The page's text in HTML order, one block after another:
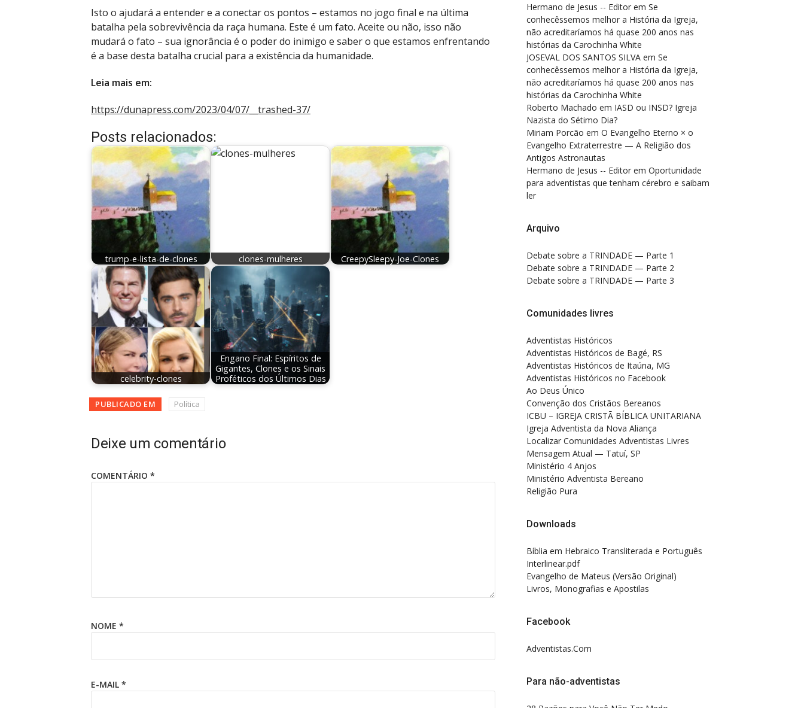
Isto o ajudará a entender e a conectar os pontos – estamos no jogo final e na última
batalha pela sobrevivência da raça humana. Este é um fato. Aceite ou não, isso não
mudará o fato – sua ignorância é o poder do inimigo e saber o que estamos enfrentando
é a base desta batalha crucial para a existência da humanidade.
Leia mais em:
https://dunapress.com/2023/04/07/__trashed-37/
Posts relacionados:
trump-e-lista-de-clones clones-mulheres CreepySleepy-Joe-Clones
celebrity-clones
Engano Final: Espíritos de
Gigantes, Clones e os Sinais
Proféticos dos Últimos Dias
PUBLICADO EM Política
Deixe um comentário
COMENTÁRIO *
NOME *
E-MAIL *
Hermano de Jesus -- Editor em Se
conhecêssemos melhor a História da Igreja,
não acreditaríamos há quase 200 anos nas
histórias da Carochinha White
JOSEVAL DOS SANTOS SILVA em Se
conhecêssemos melhor a História da Igreja,
não acreditaríamos há quase 200 anos nas
histórias da Carochinha White
Roberto Machado em IASD ou INSD? Igreja
Nazista do Sétimo Dia?
Miriam Porcão em O Evangelho Eterno × o
Evangelho Extraterrestre — A Religião dos
Antigos Astronautas
Hermano de Jesus -- Editor em Oportunidade
para adventistas que tenham cérebro e saibam
ler
Arquivo
Debate sobre a TRINDADE — Parte 1
Debate sobre a TRINDADE — Parte 2
Debate sobre a TRINDADE — Parte 3
Comunidades livres
Adventistas Históricos
Adventistas Históricos de Bagé, RS
Adventistas Históricos de Itaúna, MG
Adventistas Históricos no Facebook
Ao Deus Único
Convenção dos Cristãos Bereanos
ICBU – IGREJA CRISTÃ BÍBLICA UNITARIANA
Igreja Adventista da Nova Aliança
Localizar Comunidades Adventistas Livres
Mensagem Atual — Tatuí, SP
Ministério 4 Anjos
Ministério Adventista Bereano
Religião Pura
Downloads
Bíblia em Hebraico Transliterada e Português
Interlinear.pdf
Evangelho de Mateus (Versão Original)
Livros, Monografias e Apostilas
Facebook
Adventistas.Com
Para não-adventistas